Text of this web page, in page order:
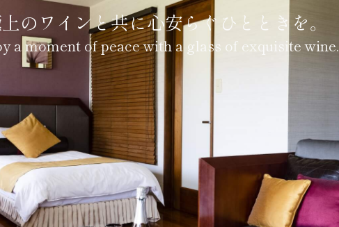
のワインと共に心安らぐひとときを。
a moment of peace with a glass of exquisite wine.